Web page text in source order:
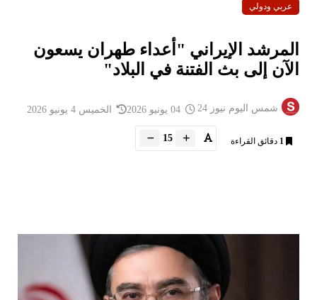
عربي ودولي
المرشد الإيراني "أعداء ​طهران يسعون
الآن إلى بث الفتنة في البلاد"
شمس اليوم نيوز 24 الخميس 4 يونيو 2026
1 دقائق القراءة 15